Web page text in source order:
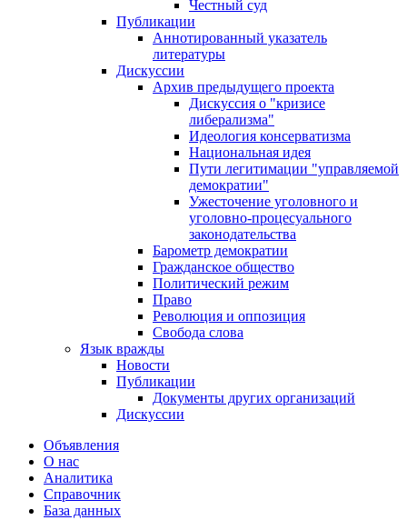
Честный суд
Публикации
Аннотированный указатель
литературы
Дискуссии
Архив предыдущего проекта
Дискуссия о "кризисе
либерализма"
Идеология консерватизма
Национальная идея
Пути легитимации "управляемой
демократии"
Ужесточение уголовного и
уголовно-процесуального
законодательства
Барометр демократии
Гражданское общество
Политический режим
Право
Революция и оппозиция
Свобода слова
Язык вражды
Новости
Публикации
Документы других организаций
Дискуссии
Объявления
О нас
Аналитика
Справочник
База данных